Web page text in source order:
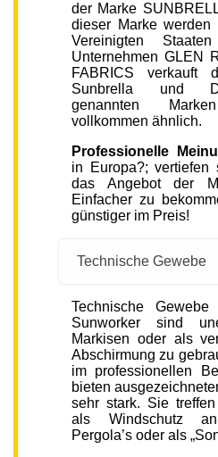
der Marke
dieser Marke
Vereinigten
Unternehmen GLEN
FABRICS verkauft
Sunbrella und
genannten
vollkommen ähnlich.
Professionelle
in Europa?;
das Angebot der
Einfacher zu
günstiger im Preis!
Technische Gewebe
Technische
Sunworker sind
Markisen oder als
Abschirmung zu
im professionellen
bieten
sehr stark. Sie
als Windschutz
Pergola’s oder als